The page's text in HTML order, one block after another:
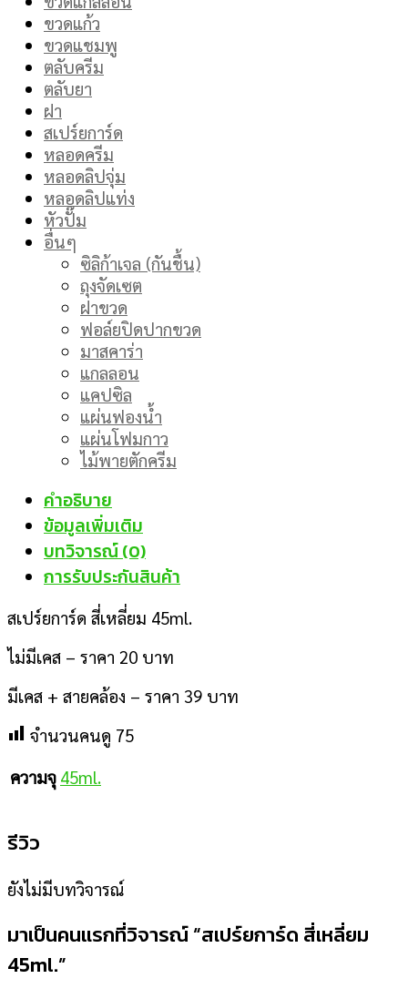
ขวดแก้ว
ขวดแชมพู
ตลับครีม
ตลับยา
ฝา
สเปร์ยการ์ด
หลอดครีม
หลอดลิปจุ่ม
หลอดลิปแท่ง
หัวปั๊ม
อื่นๆ
ซิลิก้าเจล (กันชื้น)
ถุงจัดเซต
ฝาขวด
ฟอล์ยปิดปากขวด
มาสคาร่า
แกลลอน
แคปซิล
แผ่นฟองน้ำ
แผ่นโฟมกาว
ไม้พายตักครีม
คำอธิบาย
ข้อมูลเพิ่มเติม
บทวิจารณ์ (0)
การรับประกันสินค้า
สเปร์ยการ์ด สี่เหลี่ยม 45ml.
ไม่มีเคส – ราคา 20 บาท
มีเคส + สายคล้อง – ราคา 39 บาท
จำนวนคนดู 75
ความจุ 45ml.
รีวิว
ยังไม่มีบทวิจารณ์
มาเป็นคนแรกที่วิจารณ์ “สเปร์ยการ์ด สี่เหลี่ยม
45ml.”